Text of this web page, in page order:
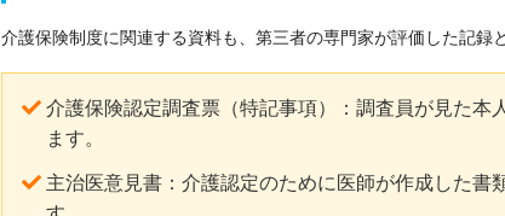
介護保険制度に関連する資料も、第三者の専門家が評価した記録
介護保険認定調査票（特記事項）：調査員が見た本
ます。
主治医意見書：介護認定のために医師が作成した書